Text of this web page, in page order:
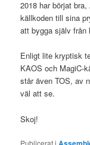
2018 har börjat
källkoden till sina
att bygga själv från
Enligt lite kryptisk
KAOS och MagiC-
står även TOS, av
väl att se.
Skoj!
Publicerat i